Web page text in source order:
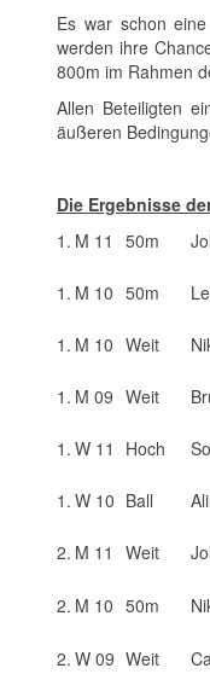
Es war schon
werden ihre
800m im Rahmen
Allen Beteiligten
äußeren
Die Ergebnisse
1. M 11 50m
1. M 10 50m
1. M 10 Weit
1. M 09 Weit
1. W 11 Hoch
1. W 10 Ball
2. M 11 Weit
2. M 10 50m
2. W 09 Weit